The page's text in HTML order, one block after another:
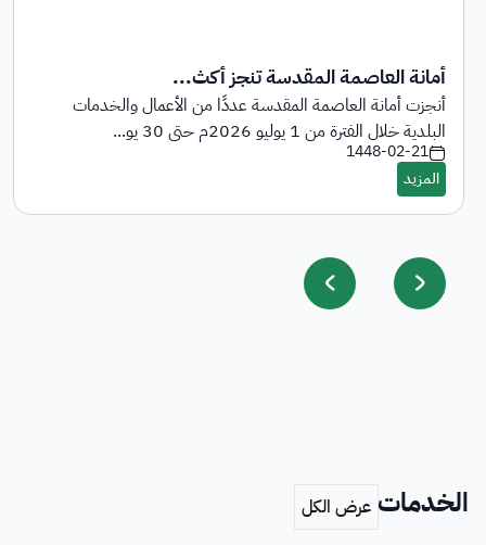
أمانة العاصمة المقدسة تنجز أكث...
أنجزت أمانة العاصمة المقدسة عددًا من الأعمال والخدمات
البلدية خلال الفترة من 1 يوليو 2026م حتى 30 يو...
1448-02-21
الخدمات